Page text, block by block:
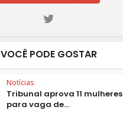
VOCÊ PODE GOSTAR
Notícias
Tribunal aprova 11 mulheres
para vaga de...